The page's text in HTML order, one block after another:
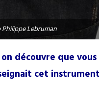
Lebruman
découvre que vous
cet